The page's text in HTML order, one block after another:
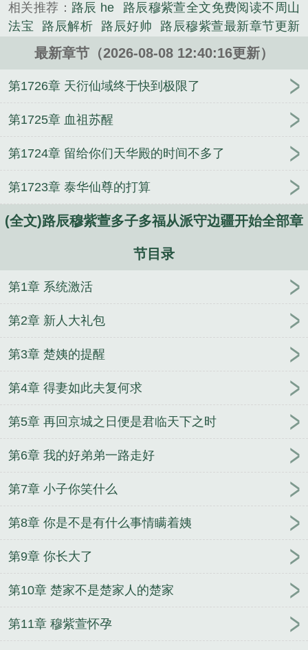
去秋来时精心创作的军史类小说。
相关推荐： 路辰 he
路辰穆紫萱全文免费阅读不周山
法宝
路辰解析 路辰好帅
路辰穆紫萱最新章节更新
信息列
最新章节（2026-08-08 12:40:16更新）
第1726章 天衍仙域终于快到极限了
第1725章 血祖苏醒
第1724章 留给你们天华殿的时间不多了
第1723章 泰华仙尊的打算
(全文)路辰穆紫萱多子多福从派守边疆开始全部章
节目录
第1章 系统激活
第2章 新人大礼包
第3章 楚姨的提醒
第4章 得妻如此夫复何求
第5章 再回京城之日便是君临天下之时
第6章 我的好弟弟一路走好
第7章 小子你笑什么
第8章 你是不是有什么事情瞒着姨
第9章 你长大了
第10章 楚家不是楚家人的楚家
第11章 穆紫萱怀孕